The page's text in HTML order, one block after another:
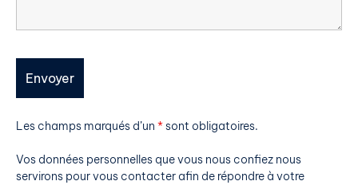
Les champs marqués d’un *sont obligatoires.
Vos données personnelles que vous nous confiez nous
servirons pour vous contacter afin de répondre à votre